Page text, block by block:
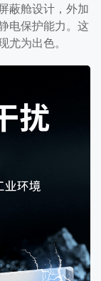
蔽舱设计，外加
电保护能力。这
尤为出色。